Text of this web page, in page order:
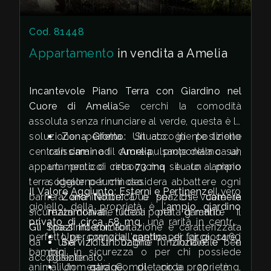
Cod. 81448
Appartamento in vendita a Amelia
Incantevole Piano Terra con Giardino nel
Cuore di AmeliaSe cerchi la comodità
assoluta senza rinunciare al verde, questa è la
soluzione perfetta. Situato in posizione
centralissima adAmelia, proponiamo un
appartamento di circa73 mq situato al piano
terra, ideale per chi desidera abbattere ogni
barriera architettonica o per chi vuole la
sicurezza di avere tutto a portata di mano.
Gli Spazi InterniL'abitazione è caratterizzata
da una distribuzione funzionale e
accogliente:
Zona Giorno: Un accogliente tinello
concamino(il cuore pulsante della casa),
un pratico retrocucina e un ampio
soggiorno luminoso.
Zona Notte:Due spaziosecamere
matrimoniali, ideali per garantire il
massimo comfort.
Servizi:Un bagno funzionale e ben
posizionato.
Il Valore Aggiunto: Esterni e PertinenzeIl vero
gioiello della proprietà è l'ampio giardino
privato di circa 58 mq, una rarità in centro,
perfetto per pranzi all'aperto, per far giocare i
bambini in sicurezza o per chi possiede
animali domestici. Completano la proprietà:
Una comodacantinadi circa 14,60
mq.
Ungaragedi circa 20 mq,
3
5
5+
Camere
minime
Qualsiasi
1